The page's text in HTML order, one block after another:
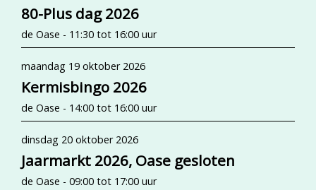
80-Plus dag 2026
de Oase - 11:30 tot 16:00 uur
maandag 19 oktober 2026
Kermisbingo 2026
de Oase - 14:00 tot 16:00 uur
dinsdag 20 oktober 2026
Jaarmarkt 2026, Oase gesloten
de Oase - 09:00 tot 17:00 uur